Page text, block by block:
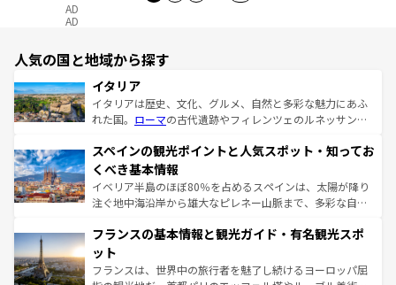
AD
AD
人気の国と地域から探す
イタリア
イタリアは歴史、文化、グルメ、自然と多彩な魅力にあふ
れた国。 ローマの古代遺跡やフィレンツェのルネッサンス
ろん、トスカーナの美しい田園風景やアマルフィ海岸の絶
景など、自然景観も見逃せない。観光の合間には、本場の
ピザやパスタなど、絶品のイタリア料理を堪能することも
できる。朝目覚めてから夜眠るまで、すべての瞬間を楽し
なお、新着のイタリア情報はコンテンツ一覧を参照してほ
しい。
スペインの観光ポイントと人気スポット・知ってお
くべき基本情報
イベリア半島のほぼ80％を占めるスペインは、太陽が降り
注ぐ地中海沿岸から雄大なピレネー山脈まで、多彩な自然
文化が根付くこの国では、情熱的なフラメンコ、熱気あふ
れる闘牛、そして美味しいタパスが生活の一部となってい
る。首都マドリードの洗練された雰囲気や、バルセロナの
アートに溢れた街角から、地方では古代ローマ遺跡や中世
フランスの基本情報と観光ガイド・有名観光スポ
ット
フランスは、世界中の旅行者を魅了し続けるヨーロッパ屈